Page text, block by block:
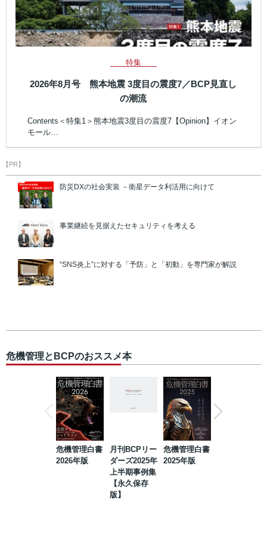
特集
2026年8月号 熊本地震 3度目の震度7／BCP見直し
の潮流
Contents＜特集1＞熊本地震3度目の震度7【Opinion】イオン
モール…
【PR】
防災DXの社会実装 －衛星データ利活用に向けて
事業継続を見据えたセキュリティを考える
“SNS炎上”に対する「予防」と「初動」を専門家が解説
危機管理とBCPのおススメ本
危機管理白書
2026年版
月刊BCPリー
ダーズ2025年
上半期事例集
【永久保存
版】
危機管理白書
2025年版